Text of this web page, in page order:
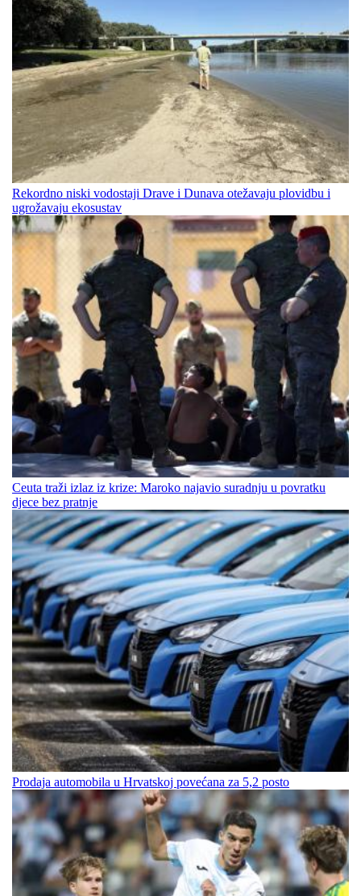
Rekordno niski vodostaji Drave i Dunava otežavaju plovidbu i
ugrožavaju ekosustav
Ceuta traži izlaz iz krize: Maroko najavio suradnju u povratku
djece bez pratnje
Prodaja automobila u Hrvatskoj povećana za 5,2 posto